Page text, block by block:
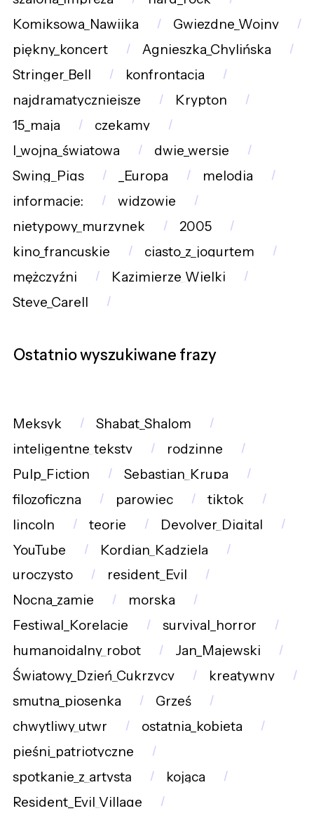
Komiksowa_Nawijka
Gwiezdne_Wojny
piękny_koncert
Agnieszka_Chylińska
Stringer_Bell
konfrontacja
najdramatyczniejsze
Krypton
15_maja
czekamy
I_wojna_światowa
dwie_wersje
Swing_Pigs
_Europa
melodia
informacje:
widzowie
nietypowy_murzynek
2005
kino_francuskie
ciasto_z_jogurtem
mężczyźni
Kazimierze_Wielki
Steve_Carell
Ostatnio wyszukiwane frazy
Meksyk
Shabat_Shalom
inteligentne_teksty
rodzinne
Pulp_Fiction
Sebastian_Krupa
filozoficzna
parowiec
tiktok
lincoln
teorie
Devolver_Digital
YouTube
Kordian_Kądziela
uroczysto
resident_Evil
Nocna_zamie
morska
Festiwal_Korelacje
survival_horror
humanoidalny_robot
Jan_Majewski
Światowy_Dzień_Cukrzycy
kreatywny
smutna_piosenka
Grześ
chwytliwy_utwr
ostatnia_kobieta
pieśni_patriotyczne
spotkanie_z_artystą
kojąca
Resident_Evil_Village